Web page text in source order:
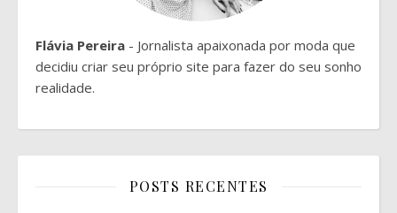
Flávia Pereira - Jornalista apaixonada por moda que
decidiu criar seu próprio site para fazer do seu sonho
realidade.
POSTS RECENTES